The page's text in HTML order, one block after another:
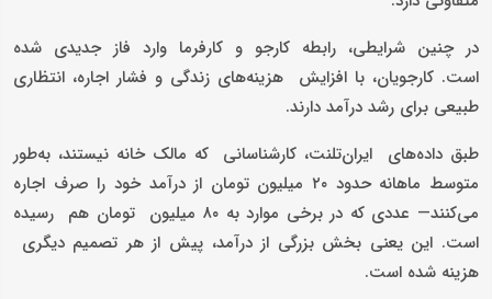
در چنین شرایطی، رابطه کارجو و کارفرما وارد فاز جدیدی شده
است. کارجویان، با افزایش هزینه‌های زندگی و فشار اجاره، انتظاری
طبیعی برای رشد درآمد دارند.
طبق داده‌های ایران‌تلنت، کارشناسانی که مالک خانه نیستند، به‌طور
متوسط ماهانه حدود ۲۰ میلیون تومان از درآمد خود را صرف اجاره
می‌کنند— عددی که در برخی موارد به ۸۰ میلیون تومان هم رسیده
است. این یعنی بخش بزرگی از درآمد، پیش از هر تصمیم دیگری
هزینه شده است.